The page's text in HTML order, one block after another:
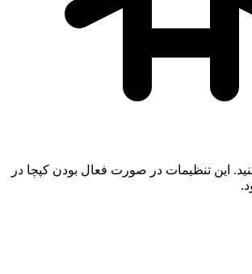
این تنظیمات در صورت فعال بودن کپچا در